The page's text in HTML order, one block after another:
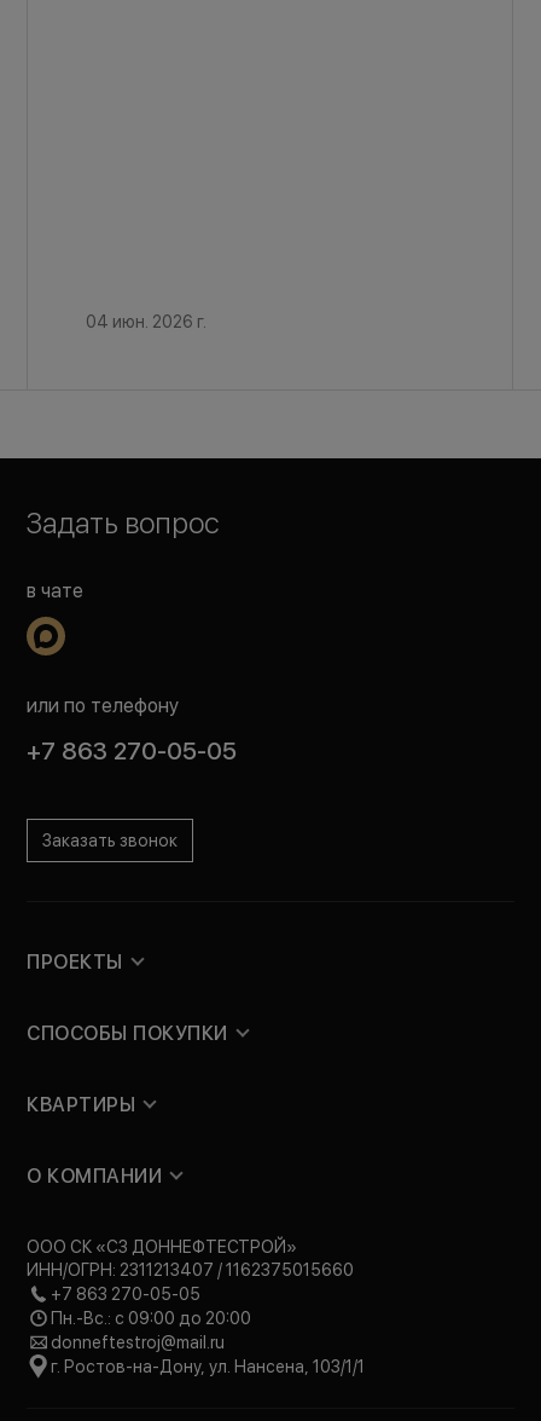
04 июн. 2026 г.
Задать вопрос
в чате
или по телефону
+7 863 270-05-05
Заказать звонок
ПРОЕКТЫ
СПОСОБЫ ПОКУПКИ
КВАРТИРЫ
О КОМПАНИИ
ООО СК «СЗ ДОННЕФТЕСТРОЙ»
ИНН/ОГРН: 2311213407 / 1162375015660
+7 863 270-05-05
Пн.-Вс.: с 09:00 до 20:00
donneftestroj@mail.ru
г. Ростов-на-Дону, ул. Нансена, 103/1/1